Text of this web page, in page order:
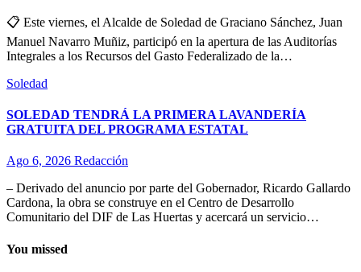
📋 Este viernes, el Alcalde de Soledad de Graciano Sánchez, Juan
Manuel Navarro Muñiz, participó en la apertura de las Auditorías
Integrales a los Recursos del Gasto Federalizado de la…
Soledad
SOLEDAD TENDRÁ LA PRIMERA LAVANDERÍA
GRATUITA DEL PROGRAMA ESTATAL
Ago 6, 2026 Redacción
– Derivado del anuncio por parte del Gobernador, Ricardo Gallardo
Cardona, la obra se construye en el Centro de Desarrollo
Comunitario del DIF de Las Huertas y acercará un servicio…
You missed